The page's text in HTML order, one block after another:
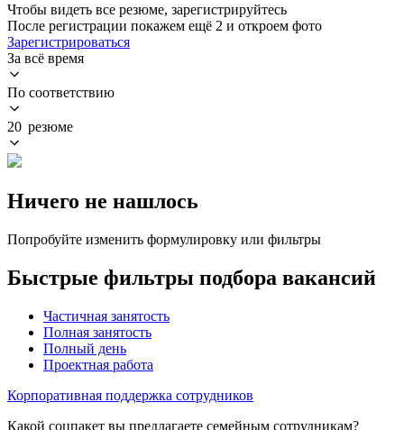
Чтобы видеть все резюме, зарегистрируйтесь
После регистрации покажем ещё 2 и откроем фото
Зарегистрироваться
За всё время
По соответствию
20 резюме
Ничего не нашлось
Попробуйте изменить формулировку или фильтры
Быстрые фильтры подбора вакансий
Частичная занятость
Полная занятость
Полный день
Проектная работа
Корпоративная поддержка сотрудников
Какой соцпакет вы предлагаете семейным сотрудникам?